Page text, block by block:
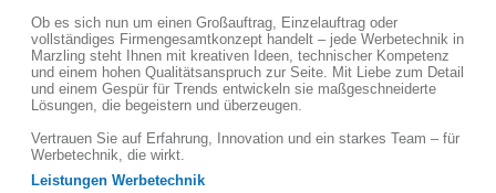
Ob es sich nun um einen Großauftrag, Einzelauftrag oder
vollständiges Firmengesamtkonzept handelt – jede Werbetechnik in
Marzling steht Ihnen mit kreativen Ideen, technischer Kompetenz
und einem hohen Qualitätsanspruch zur Seite. Mit Liebe zum Detail
und einem Gespür für Trends entwickeln sie maßgeschneiderte
Lösungen, die begeistern und überzeugen.
Vertrauen Sie auf Erfahrung, Innovation und ein starkes Team – für
Werbetechnik, die wirkt.
Leistungen Werbetechnik